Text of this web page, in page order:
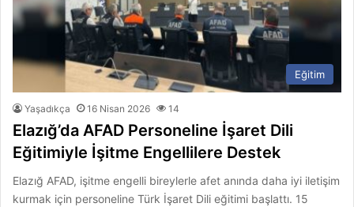
Eğitim
Yaşadıkça 16 Nisan 2026 14
Elazığ’da AFAD Personeline İşaret Dili
Eğitimiyle İşitme Engellilere Destek
Elazığ AFAD, işitme engelli bireylerle afet anında daha iyi iletişim
kurmak için personeline Türk İşaret Dili eğitimi başlattı. 15